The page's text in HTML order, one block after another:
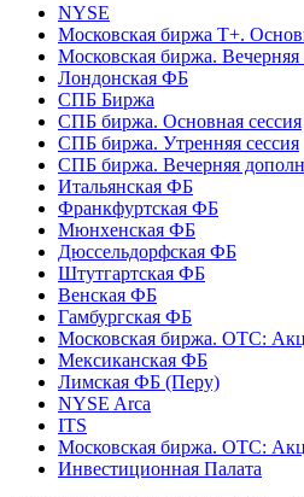
NYSE
Московская биржа Т+.
Московская биржа. Вечерняя
Лондонская ФБ
СПБ Биржа
СПБ биржа. Основная сессия
СПБ биржа. Утренняя сессия
СПБ биржа. Вечерняя
Итальянская ФБ
Франкфуртская ФБ
Мюнхенская ФБ
Дюссельдорфская ФБ
Штутгартская ФБ
Венская ФБ
Гамбургская ФБ
Московская биржа. OTC:
Мексиканская ФБ
Лимская ФБ (Перу)
NYSE Arca
ITS
Московская биржа. OTC:
Инвестиционная Палата